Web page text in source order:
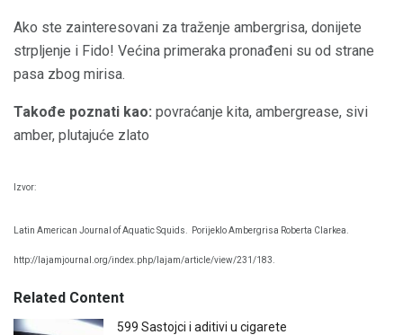
Ako ste zainteresovani za traženje ambergrisa, donijete
strpljenje i Fido! Većina primeraka pronađeni su od strane
pasa zbog mirisa.
Takođe poznati kao: povraćanje kita, ambergrease, sivi
amber, plutajuće zlato
Izvor:
Latin American Journal of Aquatic Squids. Porijeklo Ambergrisa Roberta Clarkea.
http://lajamjournal.org/index.php/lajam/article/view/231/183.
Related Content
599 Sastojci i aditivi u cigarete